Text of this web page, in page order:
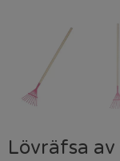
Lövräfsa